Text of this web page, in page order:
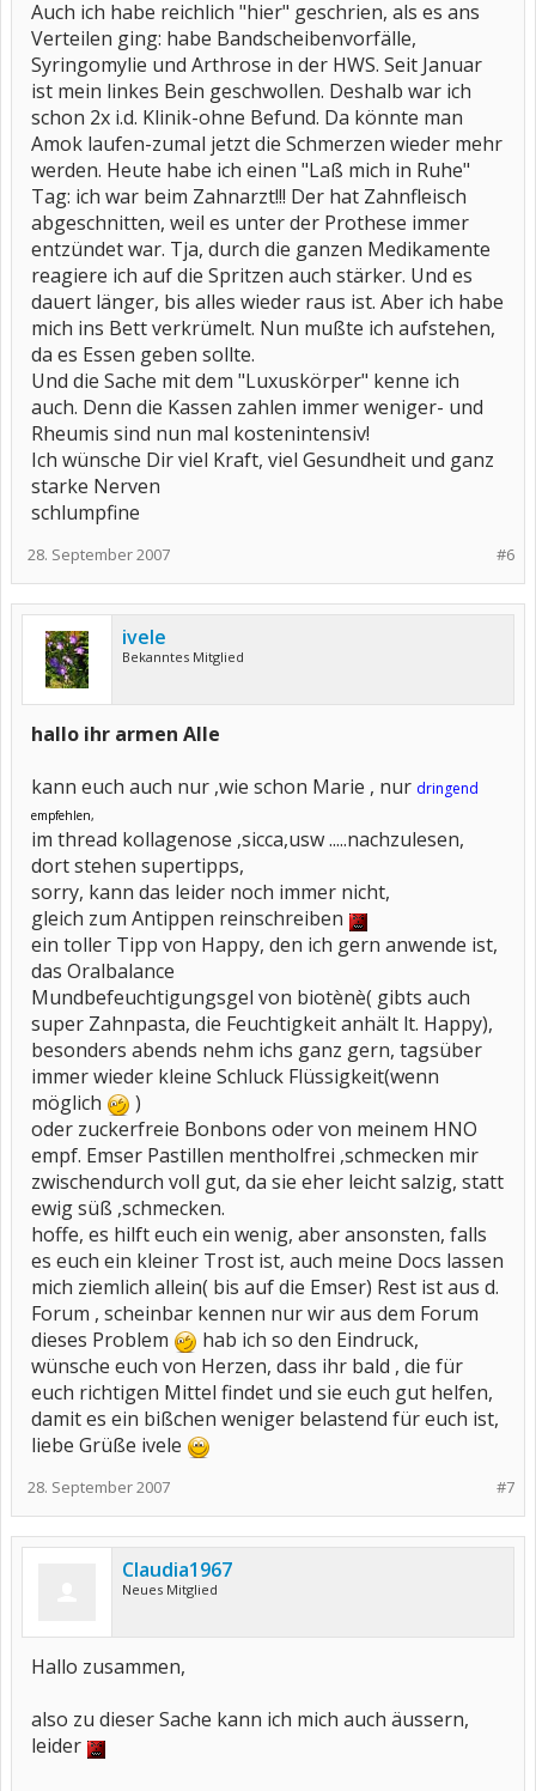
Auch ich habe reichlich "hier" geschrien, als es ans
Verteilen ging: habe Bandscheibenvorfälle,
Syringomylie und Arthrose in der HWS. Seit Januar
ist mein linkes Bein geschwollen. Deshalb war ich
schon 2x i.d. Klinik-ohne Befund. Da könnte man
Amok laufen-zumal jetzt die Schmerzen wieder mehr
werden. Heute habe ich einen "Laß mich in Ruhe"
Tag: ich war beim Zahnarzt!!! Der hat Zahnfleisch
abgeschnitten, weil es unter der Prothese immer
entzündet war. Tja, durch die ganzen Medikamente
reagiere ich auf die Spritzen auch stärker. Und es
dauert länger, bis alles wieder raus ist. Aber ich habe
mich ins Bett verkrümelt. Nun mußte ich aufstehen,
da es Essen geben sollte.
Und die Sache mit dem "Luxuskörper" kenne ich
auch. Denn die Kassen zahlen immer weniger- und
Rheumis sind nun mal kostenintensiv!
Ich wünsche Dir viel Kraft, viel Gesundheit und ganz
starke Nerven
schlumpfine
#6
28. September 2007
ivele
Bekanntes Mitglied
hallo ihr armen Alle
kann euch auch nur ,wie schon Marie , nur dringend
empfehlen,
im thread kollagenose ,sicca,usw .....nachzulesen,
dort stehen supertipps,
sorry, kann das leider noch immer nicht,
gleich zum Antippen reinschreiben
ein toller Tipp von Happy, den ich gern anwende ist,
das Oralbalance
Mundbefeuchtigungsgel von biotènè( gibts auch
super Zahnpasta, die Feuchtigkeit anhält lt. Happy),
besonders abends nehm ichs ganz gern, tagsüber
immer wieder kleine Schluck Flüssigkeit(wenn
möglich
)
oder zuckerfreie Bonbons oder von meinem HNO
empf. Emser Pastillen mentholfrei ,schmecken mir
zwischendurch voll gut, da sie eher leicht salzig, statt
ewig süß ,schmecken.
hoffe, es hilft euch ein wenig, aber ansonsten, falls
es euch ein kleiner Trost ist, auch meine Docs lassen
mich ziemlich allein( bis auf die Emser) Rest ist aus d.
Forum , scheinbar kennen nur wir aus dem Forum
dieses Problem
hab ich so den Eindruck,
wünsche euch von Herzen, dass ihr bald , die für
euch richtigen Mittel findet und sie euch gut helfen,
damit es ein bißchen weniger belastend für euch ist,
liebe Grüße ivele
#7
28. September 2007
Claudia1967
Neues Mitglied
Hallo zusammen,
also zu dieser Sache kann ich mich auch äussern,
leider